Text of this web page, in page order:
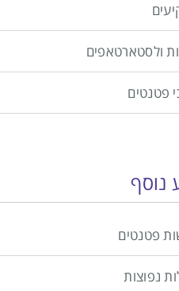
ולסטארטאפים
פטנטים
נוסף
פטנטים
נפוצות